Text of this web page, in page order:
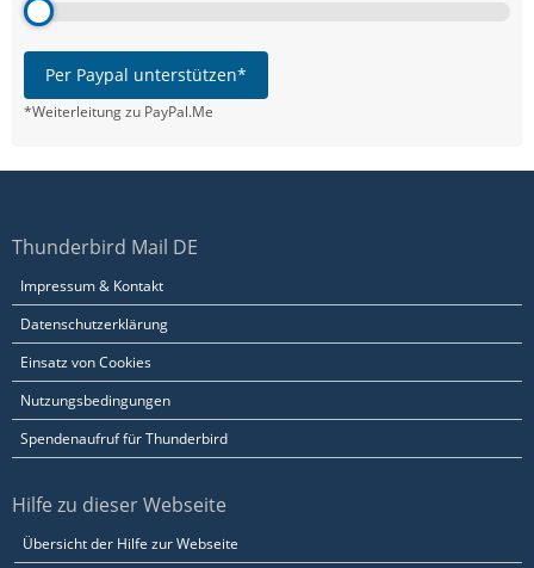
Per Paypal unterstützen*
*Weiterleitung zu PayPal.Me
Thunderbird Mail DE
Impressum & Kontakt
Datenschutzerklärung
Einsatz von Cookies
Nutzungsbedingungen
Spendenaufruf für Thunderbird
Hilfe zu dieser Webseite
Übersicht der Hilfe zur Webseite